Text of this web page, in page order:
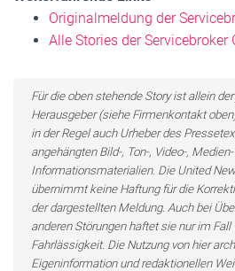
Originalmeldung der
Alle Stories der Servicebroker
Für die oben stehende Story ist allein
Herausgeber (siehe Firmenkontakt
in der Regel auch Urheber des
angehängten Bild-, Ton-, Video-,
Informationsmaterialien. Die United
übernimmt keine Haftung für die
der dargestellten Meldung. Auch bei
anderen Störungen haftet sie nur im Fall
Fahrlässigkeit. Die Nutzung von hier
Eigeninformation und redaktionellen